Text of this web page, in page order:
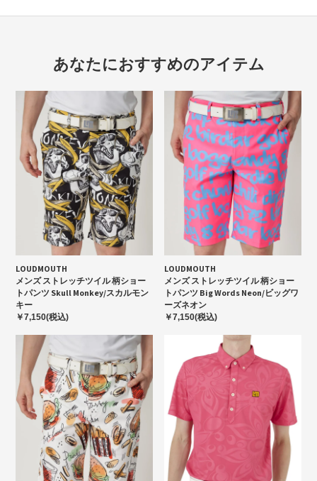
あなたにおすすめのアイテム
LOUDMOUTH
メンズ ストレッチツイル 柄ショー
トパンツ Skull Monkey/スカルモン
キー
￥7,150(税込)
LOUDMOUTH
メンズ ストレッチツイル 柄ショー
トパンツ Big Words Neon/ビッグワ
ーズネオン
￥7,150(税込)